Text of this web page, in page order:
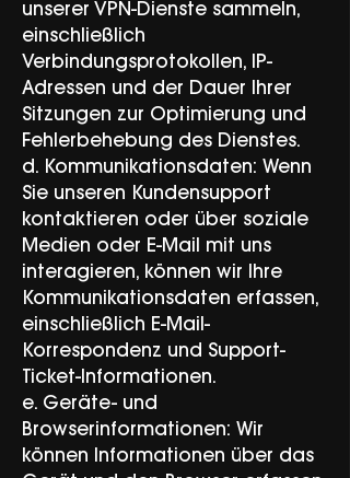
unserer VPN-Dienste sammeln,
einschließlich
Verbindungsprotokollen, IP-
Adressen und der Dauer Ihrer
Sitzungen zur Optimierung und
Fehlerbehebung des Dienstes.
d. Kommunikationsdaten: Wenn
Sie unseren Kundensupport
kontaktieren oder über soziale
Medien oder E-Mail mit uns
interagieren, können wir Ihre
Kommunikationsdaten erfassen,
einschließlich E-Mail-
Korrespondenz und Support-
Ticket-Informationen.
e. Geräte- und
Browserinformationen: Wir
können Informationen über das